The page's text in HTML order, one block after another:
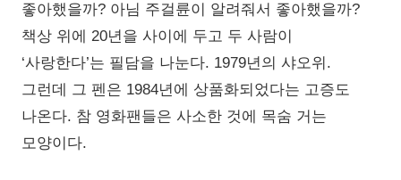
좋아했을까? 아님 주걸륜이 알려줘서 좋아했을까?
책상 위에 20년을 사이에 두고 두 사람이
‘사랑한다’는 필담을 나눈다. 1979년의 샤오위.
그런데 그 펜은 1984년에 상품화되었다는 고증도
나온다. 참 영화팬들은 사소한 것에 목숨 거는
모양이다.